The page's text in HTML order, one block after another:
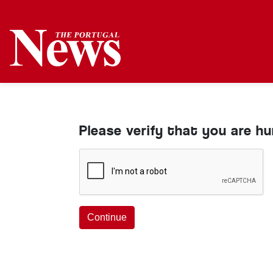
Please verify that you are
Continue